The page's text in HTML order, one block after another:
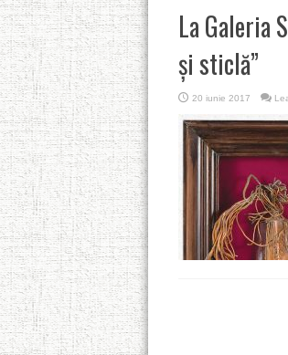
La Galeria
şi sticlă”
20 iunie 2017